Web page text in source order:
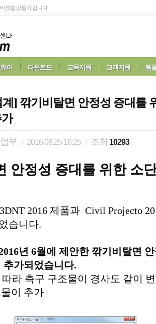
젼을 만들어 갑니다.
어 다운로드 교육지원 고객지원 템
] 깎기비탈면 안정성 증대를
부 | 2016.08.25 16:25 | 조회 10293
안정성 증대를 위한 소
2016 제품과 Civil Projecto
습니다.
년 6월에 제안한 깎기비탈면
추가되었습니다.
라 측구 구조물이 경사도 같이
이 추가